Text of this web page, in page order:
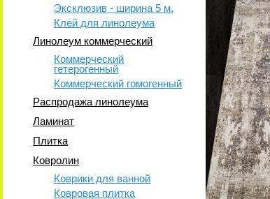
Эксклюзив - ширина 5 м.
Клей для линолеума
Линолеум коммерческий
Коммерческий
гетерогенный
Коммерческий гомогенный
Распродажа линолеума
Ламинат
Плитка
Ковролин
Коврики для ванной
Ковровая плитка